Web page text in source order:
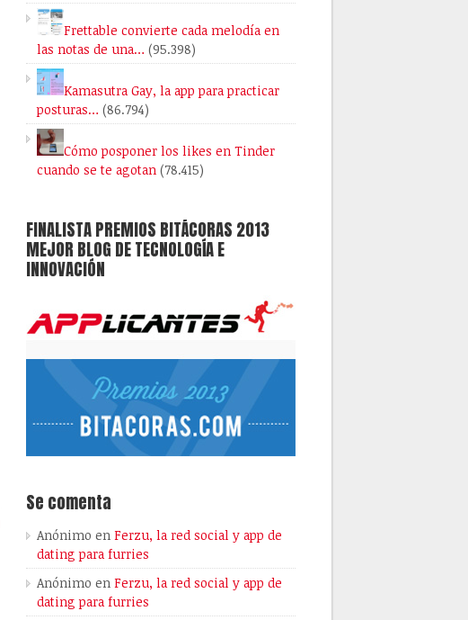
Frettable convierte cada melodía en
las notas de una… (95.398)
Kamasutra Gay, la app para practicar
posturas… (86.794)
Cómo posponer los likes en Tinder
cuando se te agotan (78.415)
FINALISTA PREMIOS BITÁCORAS 2013
MEJOR BLOG DE TECNOLOGÍA E
INNOVACIÓN
Se comenta
Anónimo en Ferzu, la red social y app de
dating para furries
Anónimo en Ferzu, la red social y app de
dating para furries